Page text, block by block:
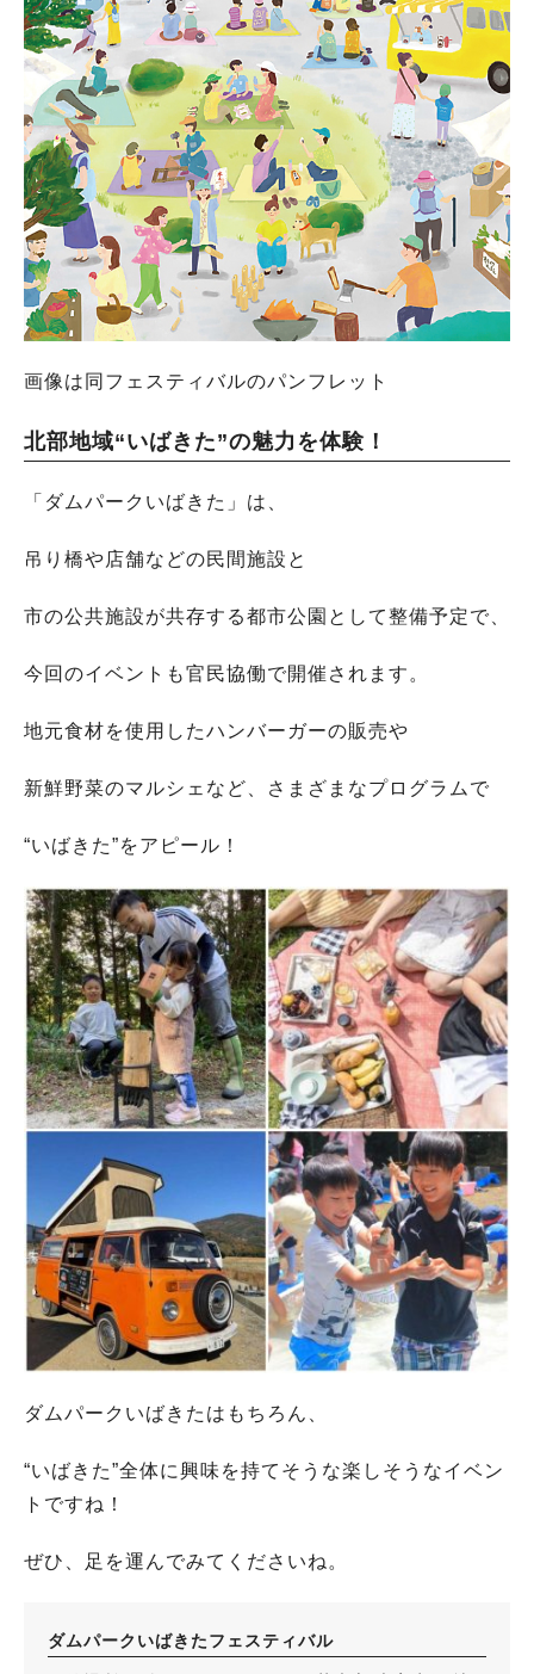
画像は同フェスティバルのパンフレット
北部地域“いばきた”の魅力を体験！
「ダムパークいばきた」は、
吊り橋や店舗などの民間施設と
市の公共施設が共存する都市公園として整備予定で、
今回のイベントも官民協働で開催されます。
地元食材を使用したハンバーガーの販売や
新鮮野菜のマルシェなど、さまざまなプログラムで
“いばきた”をアピール！
ダムパークいばきたはもちろん、
“いばきた”全体に興味を持てそうな楽しそうなイベン
トですね！
ぜひ、足を運んでみてくださいね。
ダムパークいばきたフェスティバル